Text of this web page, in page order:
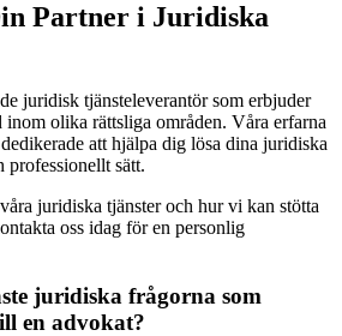
Partner i Juridiska
juridisk tjänsteleverantör som erbjuder
olika rättsliga områden. Våra erfarna
att hjälpa dig lösa dina juridiska
professionellt sätt.
juridiska tjänster och hur vi kan stötta
oss idag för en personlig
juridiska frågorna som
en advokat?